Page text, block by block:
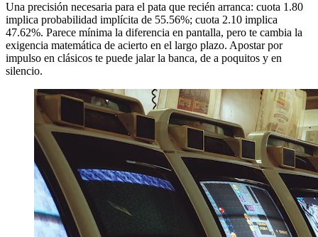
Una precisión necesaria para el pata que recién arranca: cuota 1.80
implica probabilidad implícita de 55.56%; cuota 2.10 implica
47.62%. Parece mínima la diferencia en pantalla, pero te cambia la
exigencia matemática de acierto en el largo plazo. Apostar por
impulso en clásicos te puede jalar la banca, de a poquitos y en
silencio.